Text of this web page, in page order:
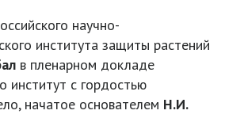
научно-
института защиты растений
в пленарном докладе
институт с гордостью
начатое основателем Н.И.